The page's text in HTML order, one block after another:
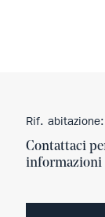
Rif.
Contattaci
informazioni